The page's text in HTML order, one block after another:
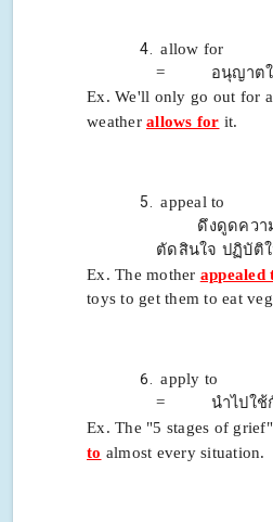
= อนุญาตให้
Ex. We'll only go out for
weather allows for it.
ดึงดูดความส
ตัดสินใจ ปฏิบัติ
Ex. The mother appealed
toys to get them to eat
= นำไปใช้
Ex. The "5 stages of
to almost every situation.